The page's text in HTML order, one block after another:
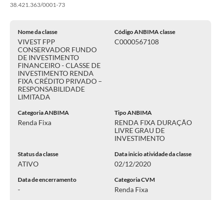
38.421.363/0001-73
Nome da classe
VIVEST FPP
CONSERVADOR FUNDO
DE INVESTIMENTO
FINANCEIRO - CLASSE DE
INVESTIMENTO RENDA
FIXA CRÉDITO PRIVADO –
RESPONSABILIDADE
LIMITADA
Código ANBIMA classe
C0000567108
Categoria ANBIMA
Renda Fixa
Tipo ANBIMA
RENDA FIXA DURAÇÃO
LIVRE GRAU DE
INVESTIMENTO
Status da classe
ATIVO
Data inicio atividade da classe
02/12/2020
Data de encerramento
-
Categoria CVM
Renda Fixa